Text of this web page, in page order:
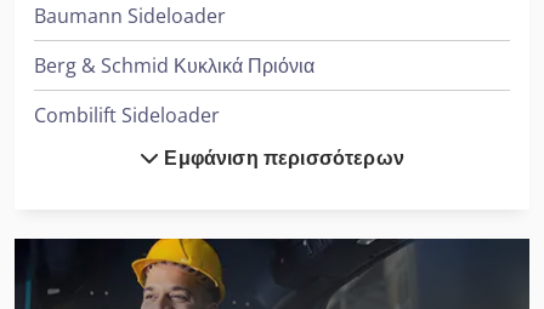
Baumann Sideloader
Berg & Schmid Κυκλικά Πριόνια
Combilift Sideloader
Cvs Ferrari ReachstackerΕμφάνιση περισσότερων